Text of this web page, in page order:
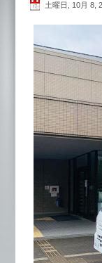
土曜日, 10月 8,